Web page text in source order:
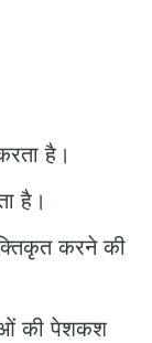
है।
है।
करने की
की पेशकश